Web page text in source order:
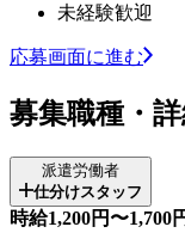
未経験歓迎
応募画面に進む
募集職種・
派遣労働者
仕分けスタッフ
時給1,200円〜1,700